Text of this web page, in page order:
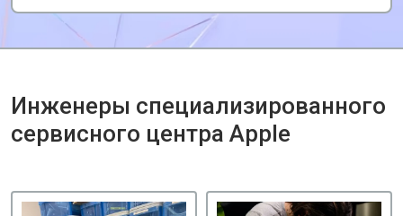
Инженеры специализированного
сервисного центра Apple